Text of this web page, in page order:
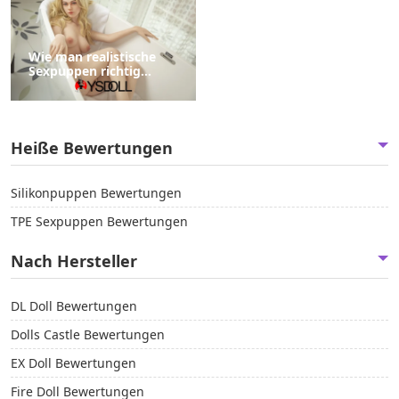
Wie man realistische
Sexpuppen richtig
aufbewahrt
Heiße Bewertungen
Silikonpuppen Bewertungen
TPE Sexpuppen Bewertungen
Nach Hersteller
DL Doll Bewertungen
Dolls Castle Bewertungen
EX Doll Bewertungen
Fire Doll Bewertungen